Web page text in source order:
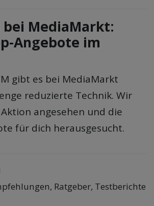
bei MediaMarkt:
Angebote im
gibt es bei MediaMarkt
reduzierte Technik. Wir
angesehen und die
für dich herausgesucht.
Ratgeber, Testberichte